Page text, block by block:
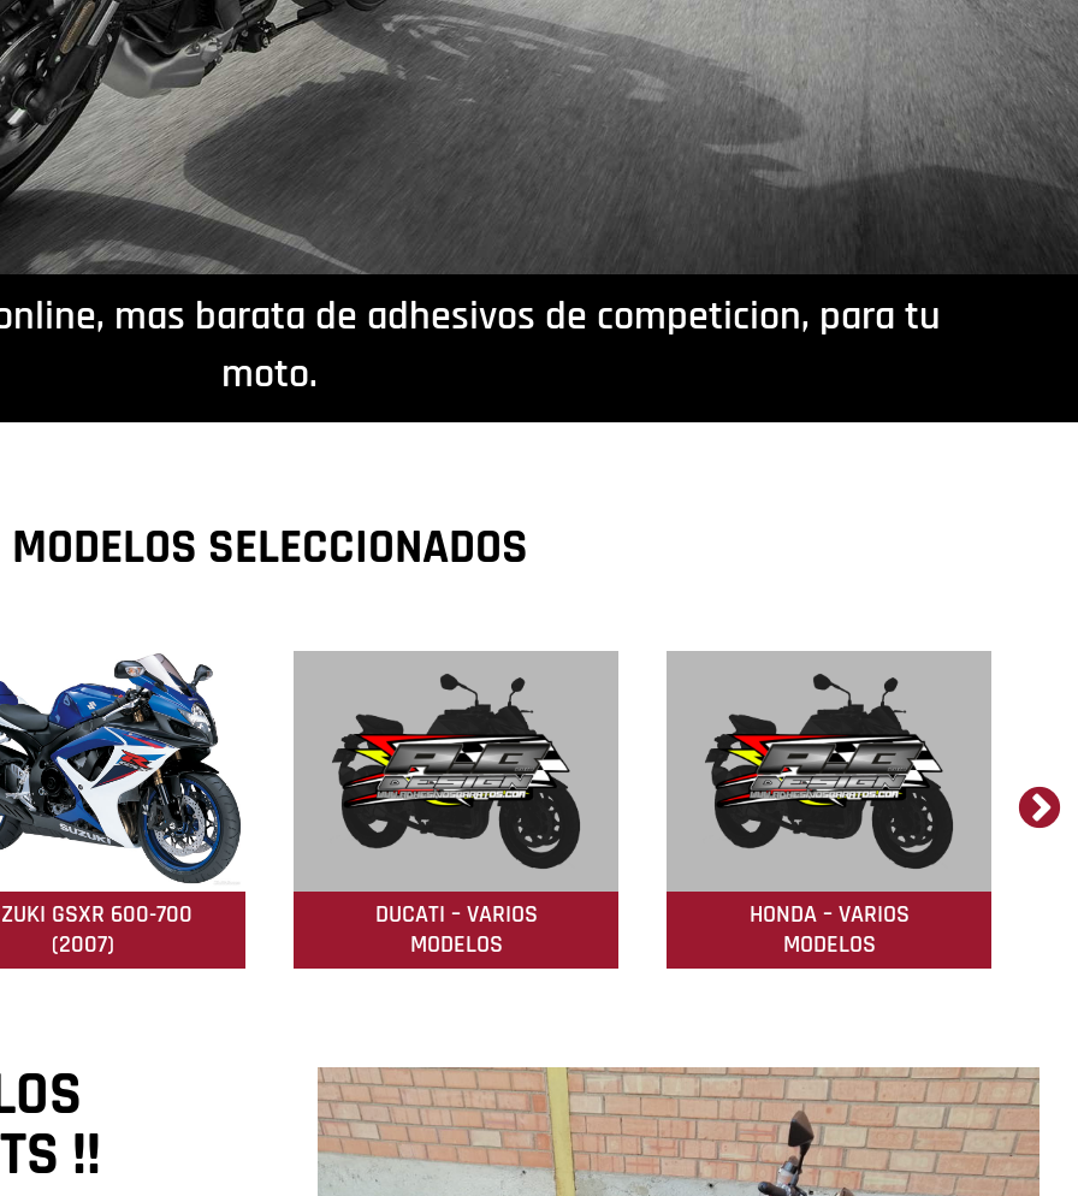
mas barata de adhesivos de competicion, para tu
moto.
MODELOS SELECCIONADOS
GSXR 600-700
(2007)
DUCATI – VARIOS
MODELOS
HONDA – VARIOS
MODELOS
!!